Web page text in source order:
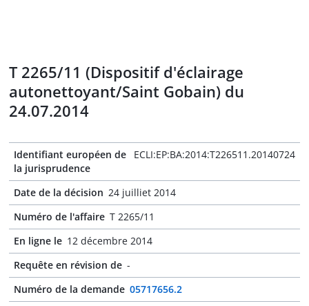
T 2265/11 (Dispositif d'éclairage
autonettoyant/Saint Gobain) du
24.07.2014
Identifiant européen de
la jurisprudence
ECLI:EP:BA:2014:T226511.20140724
Date de la décision 24 juilliet 2014
Numéro de l'affaire T 2265/11
En ligne le 12 décembre 2014
Requête en révision de -
Numéro de la demande 05717656.2